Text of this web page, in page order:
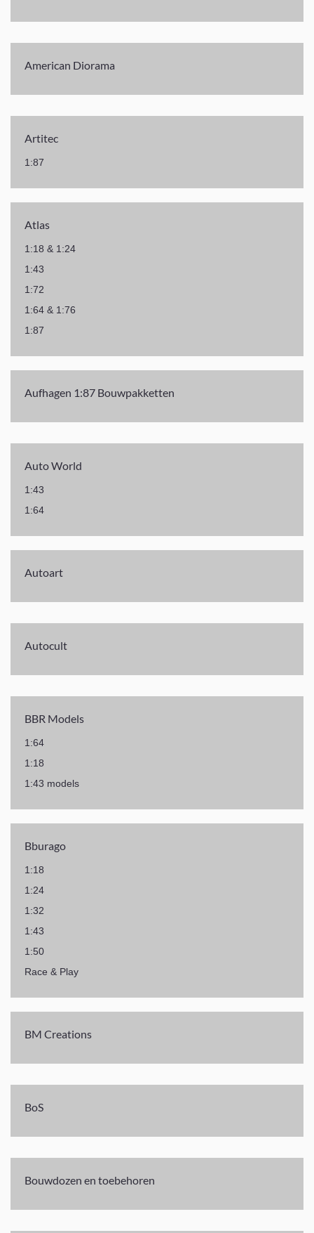
American Diorama
Artitec
1:87
Atlas
1:18 & 1:24
1:43
1:72
1:64 & 1:76
1:87
Aufhagen 1:87 Bouwpakketten
Auto World
1:43
1:64
Autoart
Autocult
BBR Models
1:64
1:18
1:43 models
Bburago
1:18
1:24
1:32
1:43
1:50
Race & Play
BM Creations
BoS
Bouwdozen en toebehoren